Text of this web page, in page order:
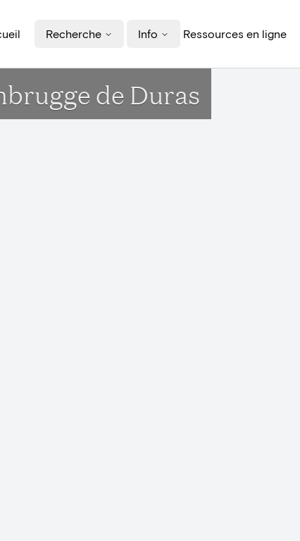
Recherche Info Ressources en ligne
de Duras